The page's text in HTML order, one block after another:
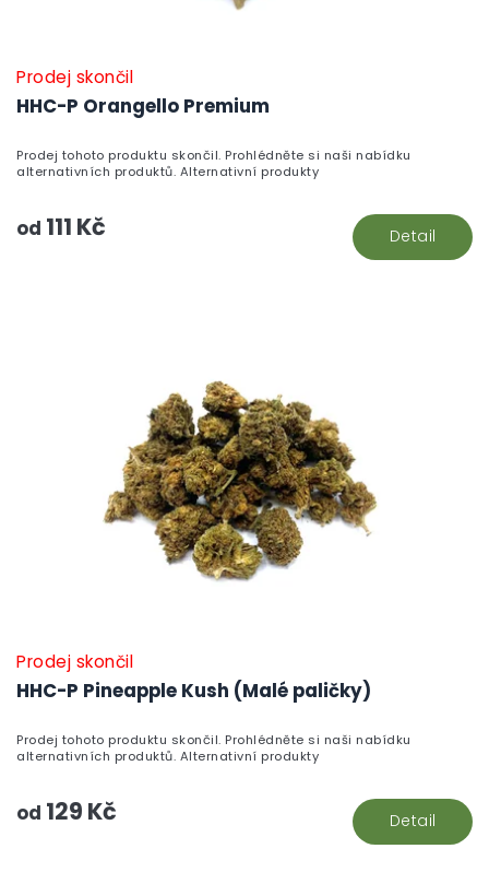
HHC-P Orangello Premium
Prodej skončil
od 111 Kč Detail
Prodej tohoto produktu skončil. Prohlédněte si naši nabídku
alternativních produktů. Alternativní produkty
HHC-P Pineapple Kush (Malé paličky)
Prodej skončil
od 129 Kč Detail
Prodej tohoto produktu skončil. Prohlédněte si naši nabídku
alternativních produktů. Alternativní produkty